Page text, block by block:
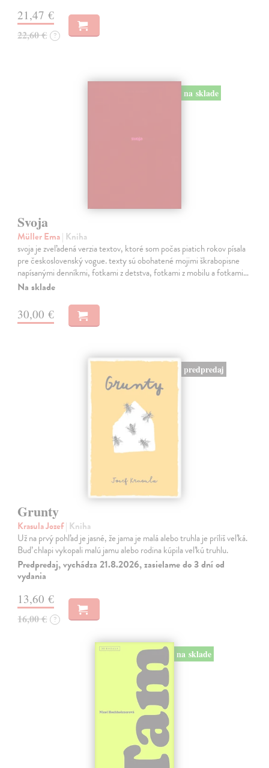
21,47 €
22,60 € ?
na sklade
Svoja
Müller Ema| Kniha
svoja je zveľadená verzia textov, ktoré som počas piatich rokov písala
pre československý vogue. texty sú obohatené mojimi škrabopisne
napísanými denníkmi, fotkami z detstva, fotkami z mobilu a fotkami…
Na sklade
30,00 €
predpredaj
Grunty
Krasula Jozef| Kniha
Už na prvý pohľad je jasné, že jama je malá alebo truhla je príliš veľká.
Buď chlapi vykopali malú jamu alebo rodina kúpila veľkú truhlu.
Predpredaj, vychádza 21.8.2026, zasielame do 3 dní od
vydania
13,60 €
16,00 € ?
na sklade